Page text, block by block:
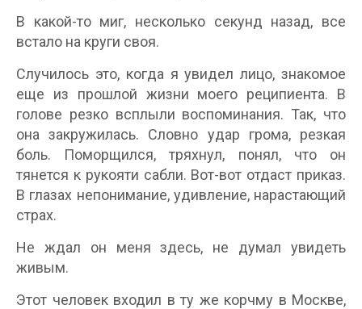
В какой-то миг, несколько секунд назад, все
встало на круги своя.
Случилось это, когда я увидел лицо, знакомое
еще из прошлой жизни моего реципиента. В
голове резко всплыли воспоминания. Так, что
она закружилась. Словно удар грома, резкая
боль. Поморщился, тряхнул, понял, что он
тянется к рукояти сабли. Вот-вот отдаст приказ.
В глазах непонимание, удивление, нарастающий
страх.
Не ждал он меня здесь, не думал увидеть
живым.
Этот человек входил в ту же корчму в Москве,